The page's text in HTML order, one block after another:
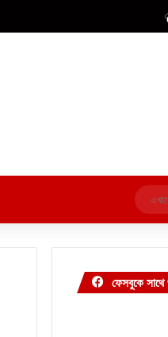
ফেসবুকে সাথে